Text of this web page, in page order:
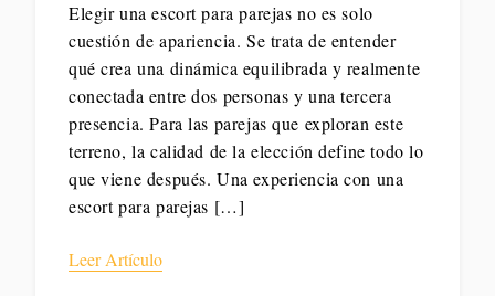
Elegir una escort para parejas no es solo
cuestión de apariencia. Se trata de entender
qué crea una dinámica equilibrada y realmente
conectada entre dos personas y una tercera
presencia. Para las parejas que exploran este
terreno, la calidad de la elección define todo lo
que viene después. Una experiencia con una
escort para parejas […]
Leer Artículo